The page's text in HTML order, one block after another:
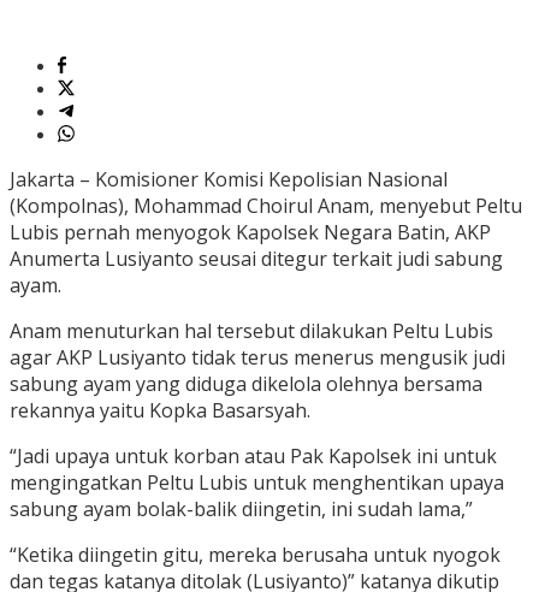
Jakarta – Komisioner Komisi Kepolisian Nasional
(Kompolnas), Mohammad Choirul Anam, menyebut Peltu
Lubis pernah menyogok Kapolsek Negara Batin, AKP
Anumerta Lusiyanto seusai ditegur terkait judi sabung
ayam.
Anam menuturkan hal tersebut dilakukan Peltu Lubis
agar AKP Lusiyanto tidak terus menerus mengusik judi
sabung ayam yang diduga dikelola olehnya bersama
rekannya yaitu Kopka Basarsyah.
“Jadi upaya untuk korban atau Pak Kapolsek ini untuk
mengingatkan Peltu Lubis untuk menghentikan upaya
sabung ayam bolak-balik diingetin, ini sudah lama,”
“Ketika diingetin gitu, mereka berusaha untuk nyogok
dan tegas katanya ditolak (Lusiyanto)” katanya dikutip